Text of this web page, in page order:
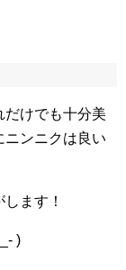
だけでも十分美
ニンニクは良い
ます！
)